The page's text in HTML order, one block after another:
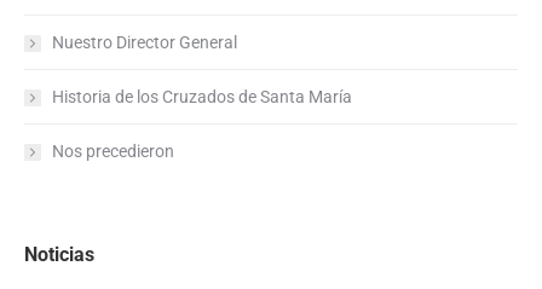
Nuestro Director General
Historia de los Cruzados de Santa María
Nos precedieron
Noticias